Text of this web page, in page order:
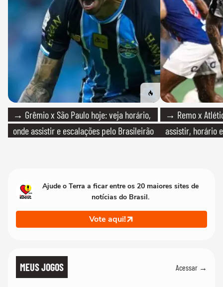
→ Grêmio x São Paulo hoje: veja horário,
onde assistir e escalações pelo Brasileirão
→ Remo x
assistir, horário
Ajude o Terra a ficar entre os 20 maiores sites de
notícias do Brasil.
Vote aqui!
MEUS JOGOS Acessar →